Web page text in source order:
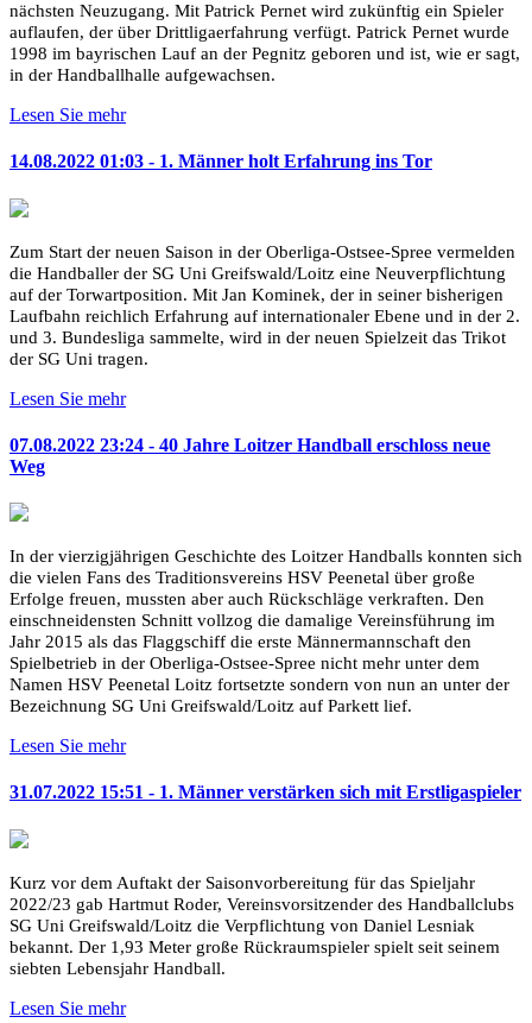
nächsten Neuzugang. Mit Patrick Pernet wird zukünftig ein Spieler
auflaufen, der über Drittligaerfahrung verfügt. Patrick Pernet wurde
1998 im bayrischen Lauf an der Pegnitz geboren und ist, wie er sagt,
in der Handballhalle aufgewachsen.
Lesen Sie mehr
14.08.2022 01:03 - 1. Männer holt Erfahrung ins Tor
Zum Start der neuen Saison in der Oberliga-Ostsee-Spree vermelden
die Handballer der SG Uni Greifswald/Loitz eine Neuverpflichtung
auf der Torwartposition. Mit Jan Kominek, der in seiner bisherigen
Laufbahn reichlich Erfahrung auf internationaler Ebene und in der 2.
und 3. Bundesliga sammelte, wird in der neuen Spielzeit das Trikot
der SG Uni tragen.
Lesen Sie mehr
07.08.2022 23:24 - 40 Jahre Loitzer Handball erschloss neue
Weg
In der vierzigjährigen Geschichte des Loitzer Handballs konnten sich
die vielen Fans des Traditionsvereins HSV Peenetal über große
Erfolge freuen, mussten aber auch Rückschläge verkraften. Den
einschneidensten Schnitt vollzog die damalige Vereinsführung im
Jahr 2015 als das Flaggschiff die erste Männermannschaft den
Spielbetrieb in der Oberliga-Ostsee-Spree nicht mehr unter dem
Namen HSV Peenetal Loitz fortsetzte sondern von nun an unter der
Bezeichnung SG Uni Greifswald/Loitz auf Parkett lief.
Lesen Sie mehr
31.07.2022 15:51 - 1. Männer verstärken sich mit Erstligaspieler
Kurz vor dem Auftakt der Saisonvorbereitung für das Spieljahr
2022/23 gab Hartmut Roder, Vereinsvorsitzender des Handballclubs
SG Uni Greifswald/Loitz die Verpflichtung von Daniel Lesniak
bekannt. Der 1,93 Meter große Rückraumspieler spielt seit seinem
siebten Lebensjahr Handball.
Lesen Sie mehr